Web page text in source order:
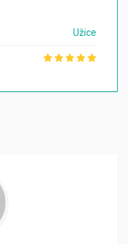
Užice